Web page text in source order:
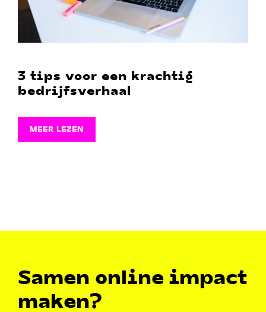
3 tips voor een krachtig
bedrijfsverhaal
MEER LEZEN
Samen online impact
maken?